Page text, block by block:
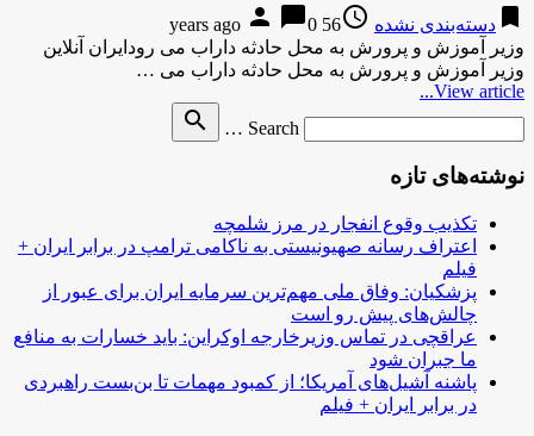
bookmark دسته‌بندی نشده access_time
56 years ago
person chat_bubble0
وزیر آموزش و پرورش به محل حادثه داراب می رودایران آنلاین
وزیر آموزش و پرورش به محل حادثه داراب می …
View article...
Search …
search
نوشته‌های تازه
تکذیب وقوع انفجار در مرز شلمچه
اعتراف رسانه صهیونیستی به ناکامی ترامپ در برابر ایران +
فیلم
پزشکیان: وفاق ملی مهم‌ترین سرمایه ایران برای عبور از
چالش‌های پیش رو است
عراقچی در تماس وزیرخارجه اوکراین: باید خسارات به منافع
ما جبران شود
پاشنه آشیل‌های آمریکا؛ از کمبود مهمات تا بن‌بست راهبردی
در برابر ایران + فیلم